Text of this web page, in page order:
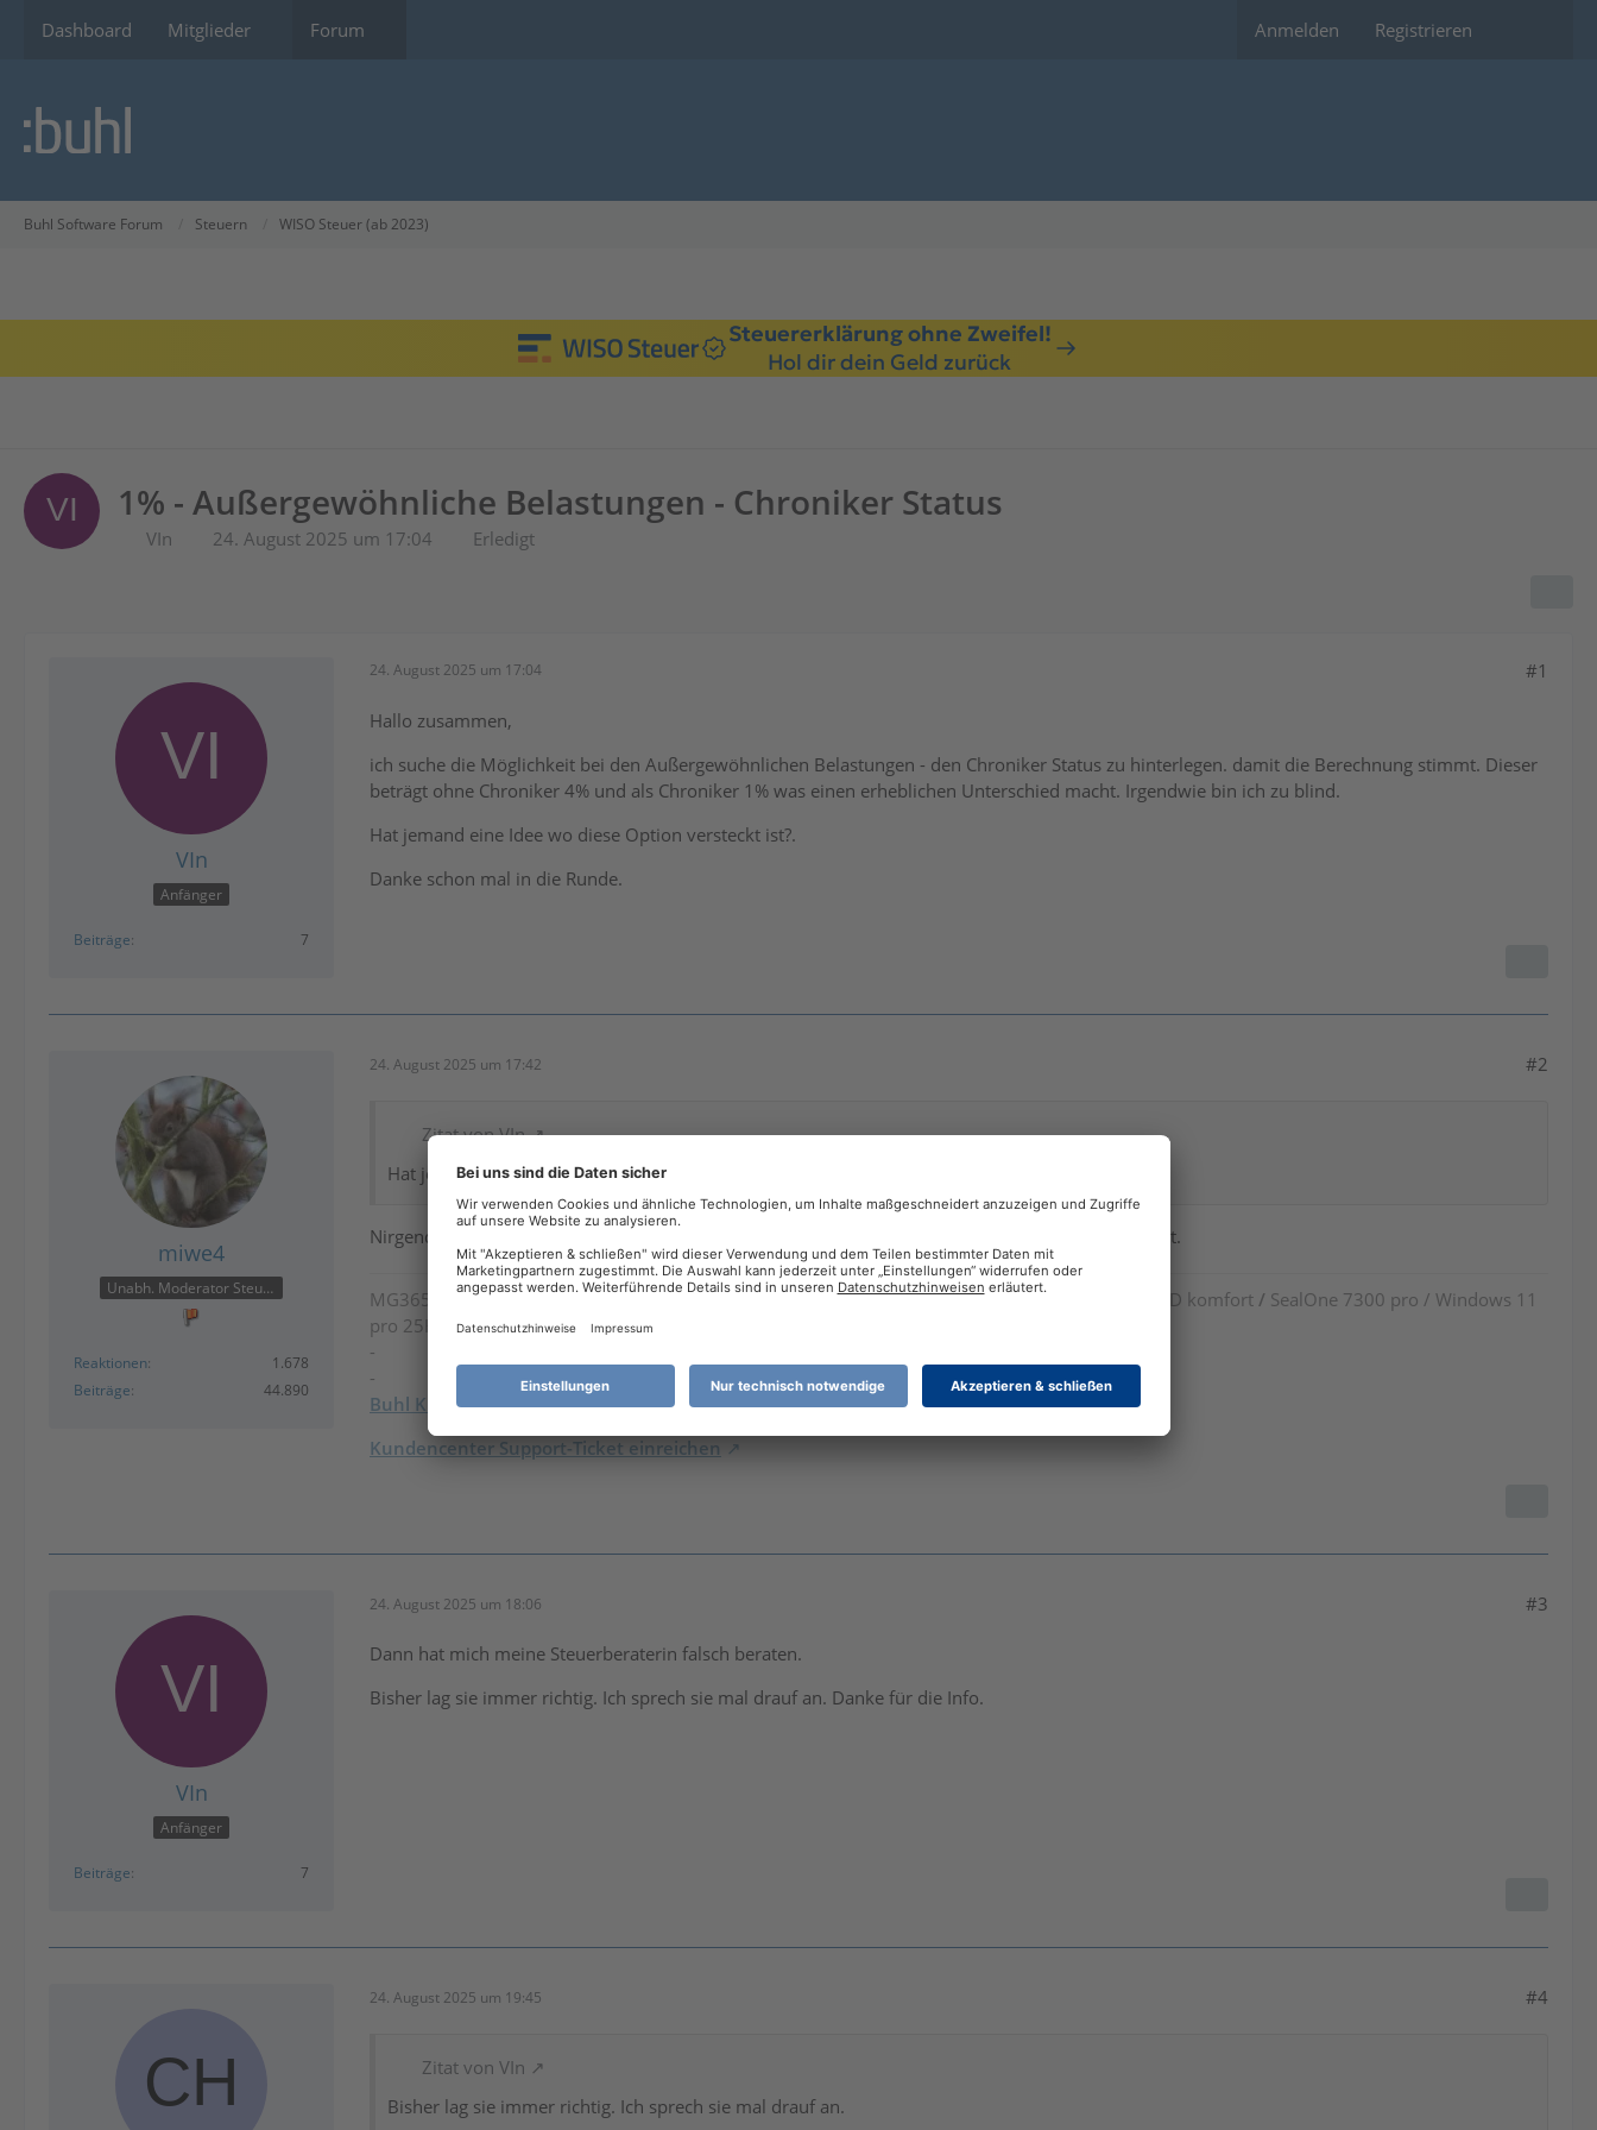
Dashboard Mitglieder Forum Anmelden Registrieren
Buhl Software Forum Steuern WISO Steuer (ab 2023)
Steuererklärung ohne Zweifel!
Hol dir dein Geld zurück
1% - Außergewöhnliche Belastungen - Chroniker Status
VIn 24. August 2025 um 17:04 Erledigt
VIn
Anfänger
Beiträge 7
24. August 2025 um 17:04 #1
Hallo zusammen,
ich suche die Möglichkeit bei den Außergewöhnlichen Belastungen - den Chroniker Status zu hinterlegen. damit die Berechnung stimmt. Dieser
beträgt ohne Chroniker 4% und als Chroniker 1% was einen erheblichen Unterschied macht. Irgendwie bin ich zu blind.
Hat jemand eine Idee wo diese Option versteckt ist?.
Danke schon mal in die Runde.
miwe4
Unabh. Moderator Steuer
Reaktionen
1.678
Beiträge
44.890
24. August 2025 um 17:42 #2
Zitat von VIn
Hat jemand eine Idee wo diese Option versteckt ist?
Nirgends, da der § 33 EStG diesen "Status" nicht vorsieht. Es gibt ihn also schlicht und einfach nicht.
MG365 Steuer-Sparbuch (bis 2022) / Steuer 2026 Windows (Desktop) / REINER SCT cyberJack RFID komfort / SealOne 7300 pro / Windows 11
pro 25H2 / Intel U7 265K
-
-
Buhl Kundenkonto
Kundencenter Support-Ticket einreichen
VIn
Anfänger
Beiträge 7
24. August 2025 um 18:06 #3
Dann hat mich meine Steuerberaterin falsch beraten.
Bisher lag sie immer richtig. Ich sprech sie mal drauf an. Danke für die Info.
24. August 2025 um 19:45 #4
Zitat von VIn
Bisher lag sie immer richtig. Ich sprech sie mal drauf an.